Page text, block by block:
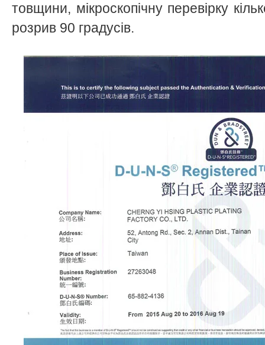
товщини, мікроскопічну перевірку
розрив 90 градусів.